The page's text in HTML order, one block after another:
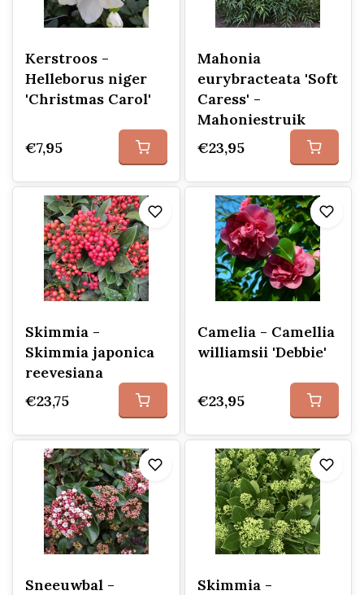
Kerstroos -
Helleborus niger
'Christmas Carol'
€7,95
Mahonia
eurybracteata 'Soft
Caress' -
Mahoniestruik
€23,95
Skimmia -
Skimmia japonica
reevesiana
€23,75
Camelia - Camellia
williamsii 'Debbie'
€23,95
Sneeuwbal -
Skimmia -